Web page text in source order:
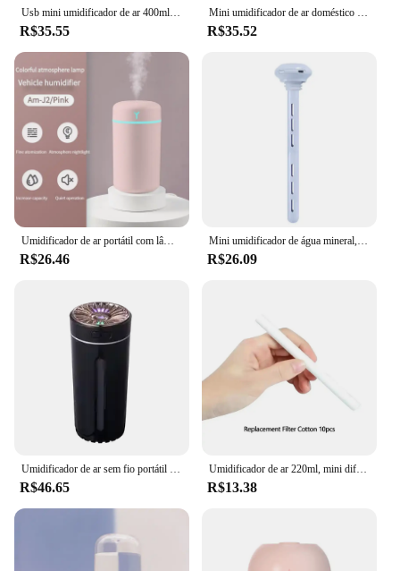
Usb mini umidificador de ar 400ml aroma difusor de óleo essencial para casa carro ultra sônico mudo névoa maker difusor com lâmpada cor led
R$35.55
Mini umidificador de ar doméstico desktop névoa pequeno difusor aroma purificador óleo essencial usb carro portátil aromaterapia névoa 180ml
R$35.52
Umidificador de ar portátil com lâmpada noturna LED, Umidificador Aromaterapia para Casa e Carro, Pulverizador USB, Lâmpada noturna colorida, 1 PC, 390ml
R$26.46
Mini umidificador de água mineral, Umidificadores Inteligentes Portáteis, USB Nano Spray, Desktop Air Humidification Stick, Carro, Casa, Escritório
R$26.09
R$46.65
Umidificador de ar 220ml, mini difusor ultrassônico de óleo essencial usb, purificador de carro, aroma de ânion, gerador de névoa para casa, carro, lâmpada noturna led
R$13.38